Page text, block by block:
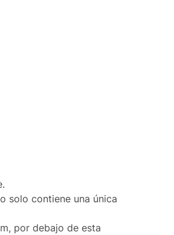
solo contiene una única
por debajo de esta